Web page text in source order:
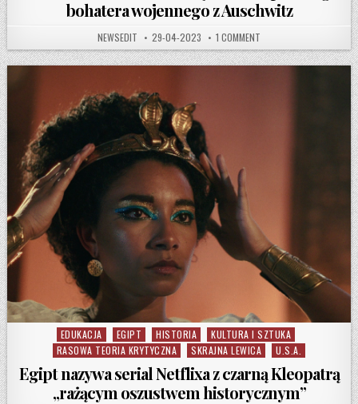
bohatera wojennego z Auschwitz
AUTHOR:
NEWSEDIT PUBLISHED DATE:
29-04-2023 1 COMMENT ON 80-TA ROCZNICA
Posted in
EDUKACJA EGIPT HISTORIA
KULTURA I SZTUKA
RASOWA TEORIA KRYTYCZNA
SKRAJNA LEWICA U.S.A.
Egipt nazywa serial Netflixa z czarną Kleopatrą
„rażącym oszustwem historycznym”